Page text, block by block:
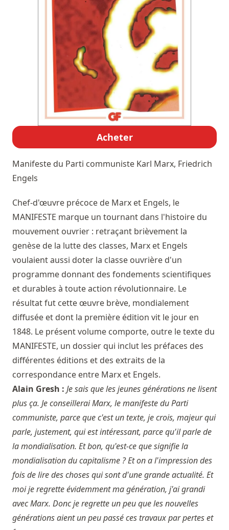
Acheter
Manifeste du Parti communiste Karl Marx, Friedrich
Engels
Chef-d'œuvre précoce de Marx et Engels, le
MANIFESTE marque un tournant dans l'histoire du
mouvement ouvrier : retraçant brièvement la
genèse de la lutte des classes, Marx et Engels
voulaient aussi doter la classe ouvrière d'un
programme donnant des fondements scientifiques
et durables à toute action révolutionnaire. Le
résultat fut cette œuvre brève, mondialement
diffusée et dont la première édition vit le jour en
1848. Le présent volume comporte, outre le texte du
MANIFESTE, un dossier qui inclut les préfaces des
différentes éditions et des extraits de la
correspondance entre Marx et Engels.
Alain Gresh : Je sais que les jeunes générations ne lisent
plus ça. Je conseillerai Marx, le manifeste du Parti
communiste, parce que c'est un texte, je crois, majeur qui
parle, justement, qui est intéressant, parce qu'il parle de
la mondialisation. Et bon, qu'est-ce que signifie la
mondialisation du capitalisme ? Et on a l'impression des
fois de lire des choses qui sont d'une grande actualité. Et
moi je regrette évidemment ma génération, j'ai grandi
avec Marx. Donc je regrette un peu que les nouvelles
générations aient un peu passé ces travaux par pertes et